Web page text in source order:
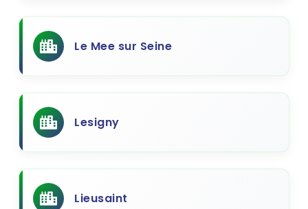
Le Mee sur Seine
Lesigny
Lieusaint